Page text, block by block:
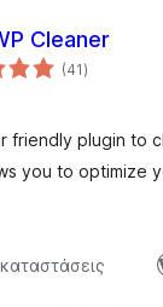
Cleaner
(41σύνολο
)
friendly plugin to
you to optimize